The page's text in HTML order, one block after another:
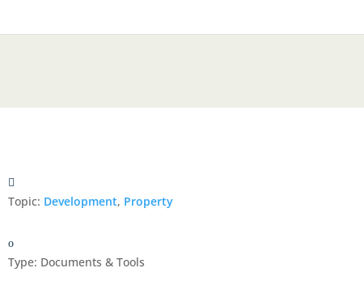
Topic: Development, Property
Type: Documents & Tools